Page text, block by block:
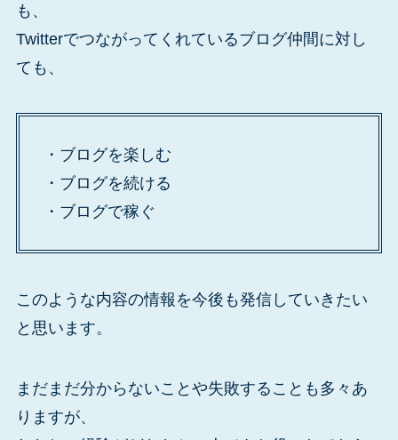
も、
Twitterでつながってくれているブログ仲間に対し
ても、
・ブログを楽しむ
・ブログを続ける
・ブログで稼ぐ
このような内容の情報を今後も発信していきたい
と思います。
まだまだ分からないことや失敗することも多々あ
りますが、